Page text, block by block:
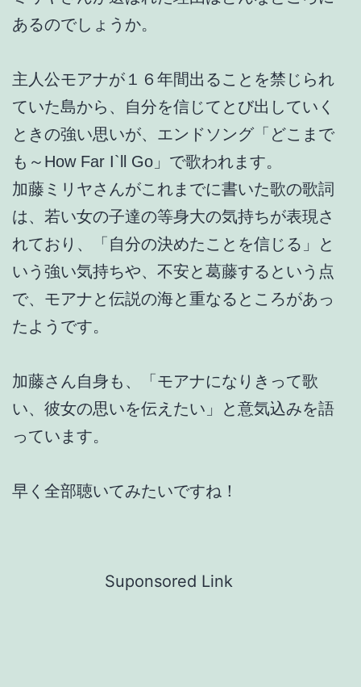
あるのでしょうか。
主人公モアナが１６年間出ることを禁じられ
ていた島から、自分を信じてとび出していく
ときの強い思いが、エンドソング「どこまで
も～How Far I`ll Go」で歌われます。
加藤ミリヤさんがこれまでに書いた歌の歌詞
は、若い女の子達の等身大の気持ちが表現さ
れており、「自分の決めたことを信じる」と
いう強い気持ちや、不安と葛藤するという点
で、モアナと伝説の海と重なるところがあっ
たようです。
加藤さん自身も、「モアナになりきって歌
い、彼女の思いを伝えたい」と意気込みを語
っています。
早く全部聴いてみたいですね！
Suponsored Link